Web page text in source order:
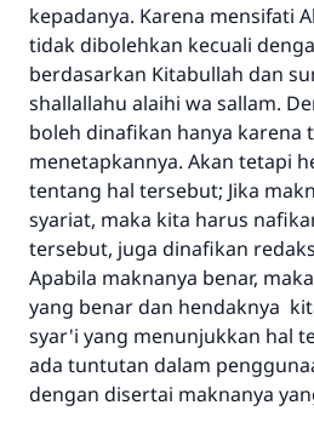
kepadanya. Karena mensifati
tidak dibolehkan kecuali
berdasarkan Kitabullah dan
shallallahu alaihi wa sallam.
boleh dinafikan hanya karena
menetapkannya. Akan tetapi
tentang hal tersebut; Jika
syariat, maka kita harus
tersebut, juga dinafikan
Apabila maknanya benar,
yang benar dan hendaknya
syar'i yang menunjukkan hal
ada tuntutan dalam
dengan disertai maknanya